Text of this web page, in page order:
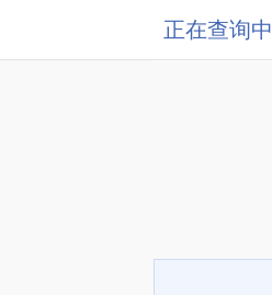
正在查询中